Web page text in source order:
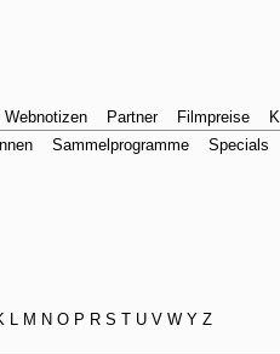
Webnotizen Partner Filmpreise
Sammelprogramme Specials
L M N O P R S T U V W Y Z